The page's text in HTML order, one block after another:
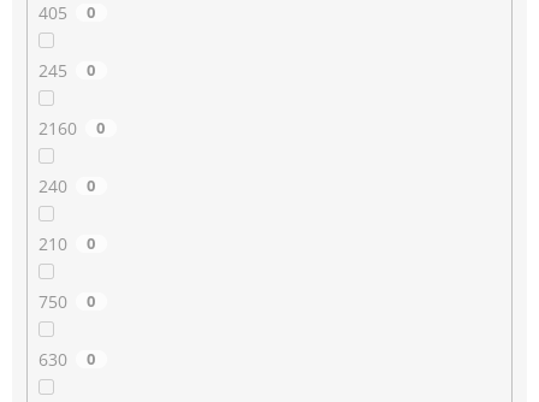
405 0
245 0
2160 0
240 0
210 0
750 0
630 0